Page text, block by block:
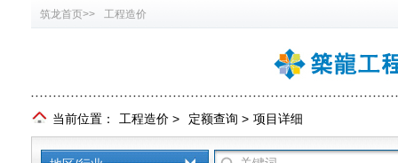
筑龙首页>> 工程造价
当前位置： 工程造价 > 定额查询 > 项目详细